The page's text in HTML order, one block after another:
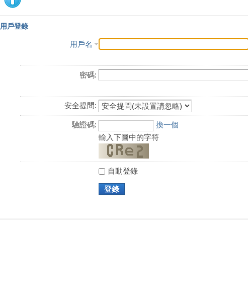
用戶登錄
用戶名
密碼:
安全提問:
驗證碼:
換一個
輸入下圖中的字符
自動登錄
登錄